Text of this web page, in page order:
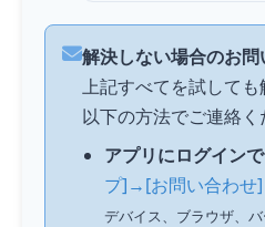
解決しない場合のお問
上記すべてを試しても
以下の方法でご連絡く
アプリにログイン
プ]→[お問い合わせ]
デバイス、ブラウザ、